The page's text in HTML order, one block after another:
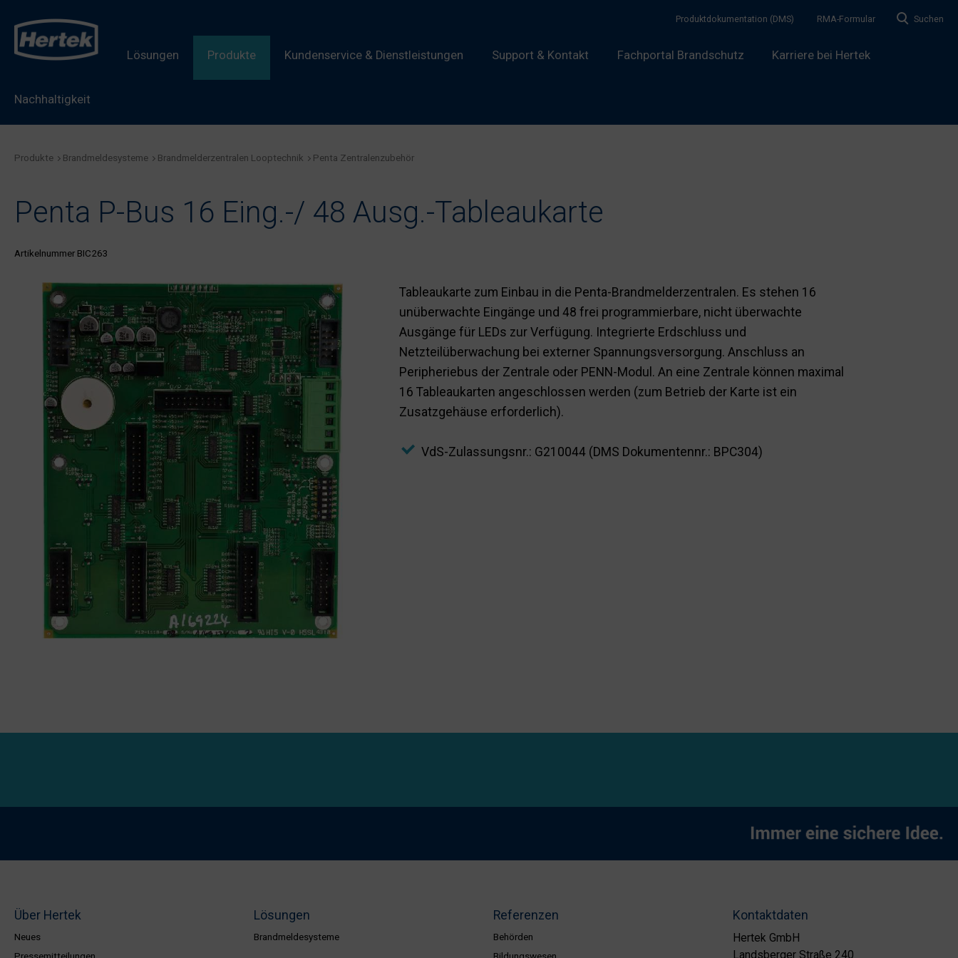
Lösungen Produkte Kundenservice & Dienstleistungen Support & Kontakt Fachportal Brandschutz Karriere bei Hertek
Nachhaltigkeit
Produktdokumentation (DMS) RMA-Formular Suchen
Produkte Brandmeldesysteme Brandmelderzentralen Looptechnik Penta Zentralenzubehör
Penta P-Bus 16 Eing.-/ 48 Ausg.-Tableaukarte
Artikelnummer BIC263
Tableaukarte zum Einbau in die Penta-Brandmelderzentralen. Es stehen 16
unüberwachte Eingänge und 48 frei programmierbare, nicht überwachte
Ausgänge für LEDs zur Verfügung. Integrierte Erdschluss und
Netzteilüberwachung bei externer Spannungsversorgung. Anschluss an
Peripheriebus der Zentrale oder PENN-Modul. An eine Zentrale können maximal
16 Tableaukarten angeschlossen werden (zum Betrieb der Karte ist ein
Zusatzgehäuse erforderlich).
VdS-Zulassungsnr.: G210044 (DMS Dokumentennr.: BPC304)
Über Hertek
Neues
Lösungen
Brandmeldesysteme
Referenzen
Behörden
Kontaktdaten
Hertek GmbH